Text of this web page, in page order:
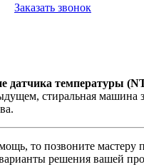
Заказать звонок
датчика температуры
стиральная машина
то позвоните мастеру
решения вашей